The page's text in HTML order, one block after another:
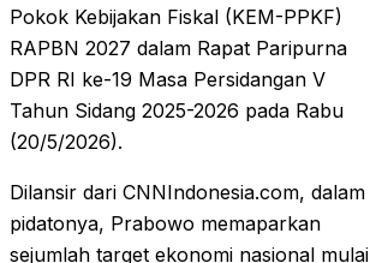
Pokok Kebijakan Fiskal (KEM-PPKF)
RAPBN 2027 dalam Rapat Paripurna
DPR RI ke-19 Masa Persidangan V
Tahun Sidang 2025-2026 pada Rabu
(20/5/2026).
Dilansir dari CNNIndonesia.com, dalam
pidatonya, Prabowo memaparkan
sejumlah target ekonomi nasional mulai